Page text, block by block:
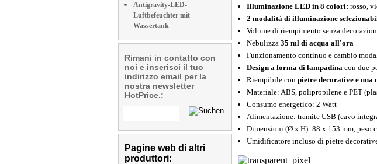
Antigravity-LED-
Luftbefeuchter mit
Wassertank
Rimani in contatto con
noi e inserisci il tuo
indirizzo email per la
nostra newsletter
HotPrice.:
Pagine web di altri
produttori:
Illuminazione LED in 8 colori: rosso,
2 modalità di illuminazione
Volume di riempimento senza
Nebulizza 35 ml di acqua all'ora
Funzionamento continuo e cambio
Design a forma di lampadina con due
Riempibile con pietre decorative e una
Materiale: ABS, polipropilene e PET
Consumo energetico: 2 Watt
Alimentazione: tramite USB (cavo
Dimensioni (Ø x H): 88 x 153 mm, peso
Umidificatore incluso di pietre